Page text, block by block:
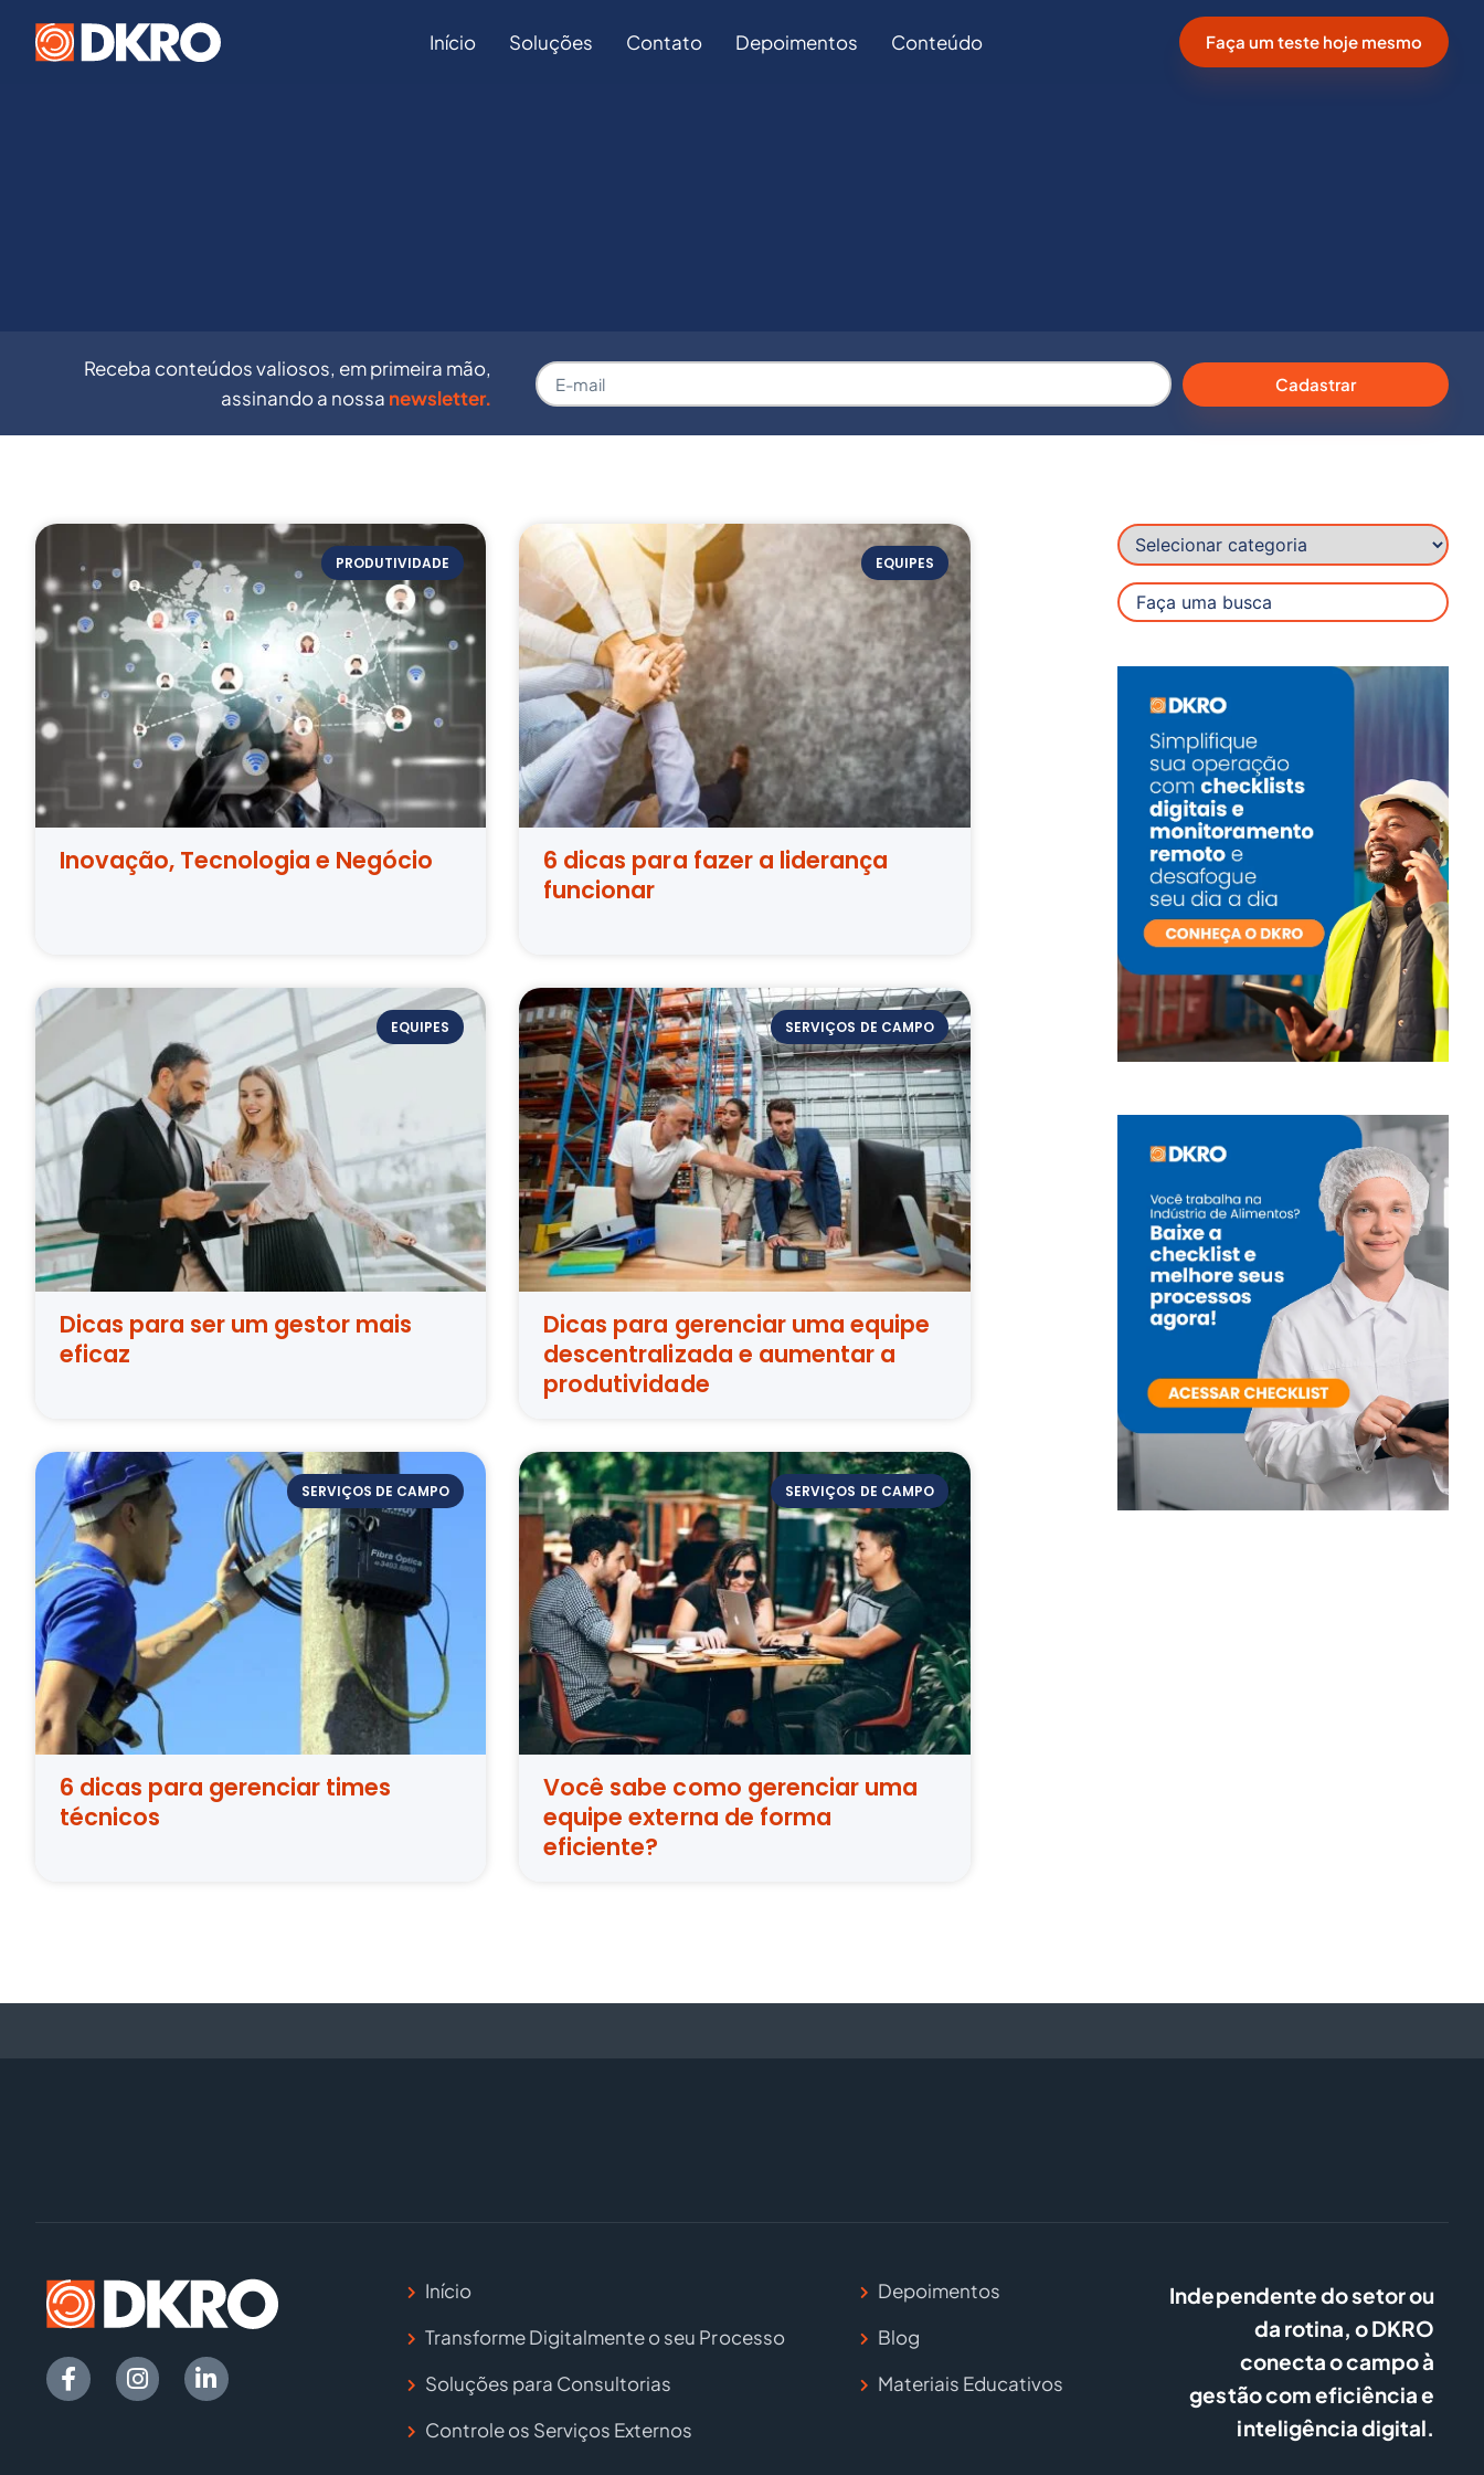
Início Soluções Contato Depoimentos Conteúdo Faça um teste hoje mesmo
Receba conteúdos valiosos, em primeira mão,
assinando a nossa newsletter.
Cadastrar
PRODUTIVIDADE
Inovação, Tecnologia e Negócio
EQUIPES
6 dicas para fazer a liderança
funcionar
EQUIPES
Dicas para ser um gestor mais
eficaz
SERVIÇOS DE CAMPO
Dicas para gerenciar uma equipe
descentralizada e aumentar a
produtividade
SERVIÇOS DE CAMPO
6 dicas para gerenciar times
técnicos
SERVIÇOS DE CAMPO
Você sabe como gerenciar uma
equipe externa de forma
eficiente?
Início
Transforme Digitalmente o seu Processo
Soluções para Consultorias
Controle os Serviços Externos
Depoimentos
Blog
Materiais Educativos
Independente do setor ou
da rotina, o DKRO
conecta o campo à
gestão com eficiência e
inteligência digital.